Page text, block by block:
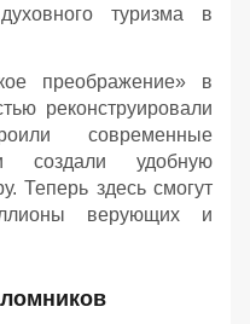
туризма в
преображение» в
реконструировали
современные
создали удобную
Теперь здесь смогут
верующих и